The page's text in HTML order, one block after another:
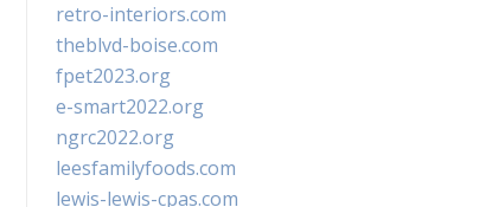
retro-interiors.com
theblvd-boise.com
fpet2023.org
e-smart2022.org
ngrc2022.org
leesfamilyfoods.com
lewis-lewis-cpas.com